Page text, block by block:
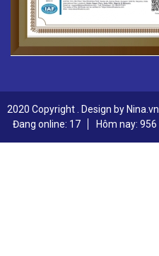
2020 Copyright . Design by Nina.vn
Đang online: 17
Hôm nay: 956